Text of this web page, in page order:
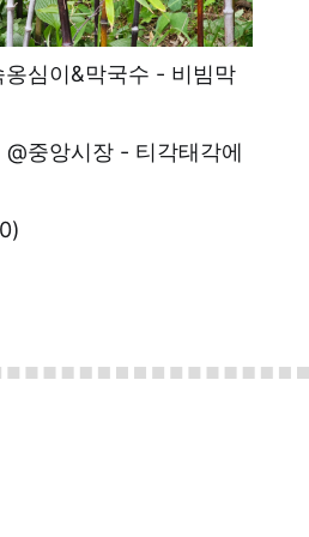
옹심이&막국수 - 비빔막
중앙시장 - 티각태각에